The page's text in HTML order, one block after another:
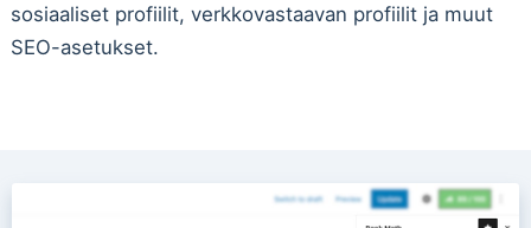
sosiaaliset profiilit, verkkovastaavan profiilit ja muut
SEO-asetukset.